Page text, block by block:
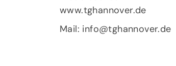
www.tghannover.de
Mail: info@tghannover.de